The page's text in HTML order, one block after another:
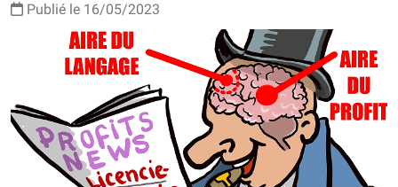
Publié le 16/05/2023